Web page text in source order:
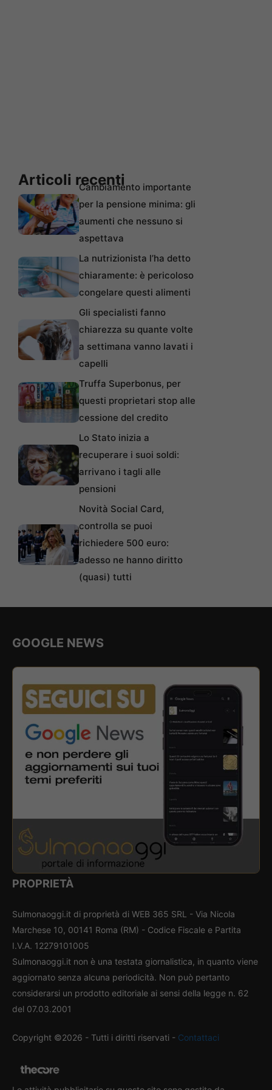
Articoli recentiCambiamento importante
per la pensione minima: gli
aumenti che nessuno si
aspettava
La nutrizionista l’ha detto
chiaramente: è pericoloso
congelare questi alimenti
Gli specialisti fanno
chiarezza su quante volte
a settimana vanno lavati i
capelli
Truffa Superbonus, per
questi proprietari stop alle
cessione del credito
Lo Stato inizia a
recuperare i suoi soldi:
arrivano i tagli alle
pensioni
Novità Social Card,
controlla se puoi
richiedere 500 euro:
adesso ne hanno diritto
(quasi) tutti
GOOGLE NEWS
PROPRIETÀ
Sulmonaoggi.it di proprietà di WEB 365 SRL - Via Nicola
Marchese 10, 00141 Roma (RM) - Codice Fiscale e Partita
I.V.A. 12279101005
Sulmonaoggi.it non è una testata giornalistica, in quanto viene
aggiornato senza alcuna periodicità. Non può pertanto
considerarsi un prodotto editoriale ai sensi della legge n. 62
del 07.03.2001
Copyright ©2026 - Tutti i diritti riservati - Contattaci